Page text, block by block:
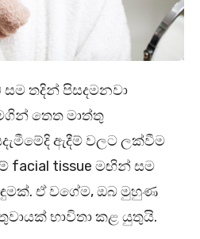
තදින් පිසදමනවා
තෙත මාත්තු
ඇදීම් වලට ලක්වීම
facial tissue මඟින් සම
ඒ වගේම, ඔබ මුහුණ
භාවිතා කළ යුතුයි.